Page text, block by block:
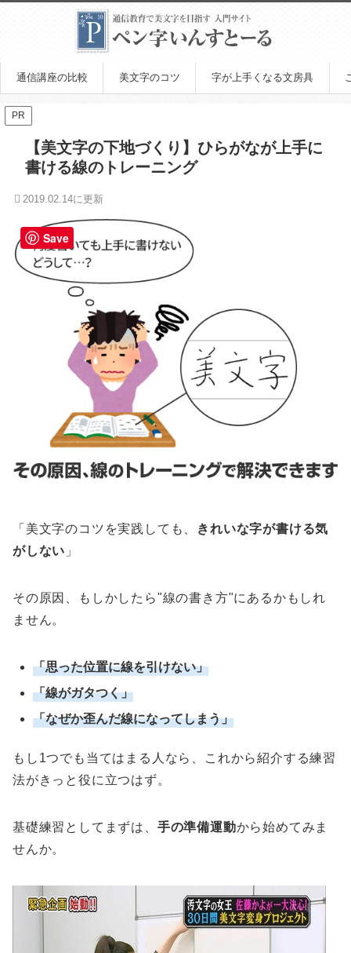
通信講座の比較 美文字のコツ 字が上手くなる文房具
PR
【美文字の下地づくり】ひらがなが上手に
書ける線のトレーニング
2019.02.14
「美文字のコツを実践しても、
きれいな字が書ける気
がしない 」
その原因、もしかしたら"線の書き方"にあるかもしれ
ません。
「思った位置に線を引けない」
「線がガタつく」
「なぜか歪んだ線になってしまう」
もし1つでも当てはまる人なら、これから紹介する練習
法がきっと役に立つはず。
基礎練習としてまずは、 手の準備運動から始めてみま
せんか。
Save